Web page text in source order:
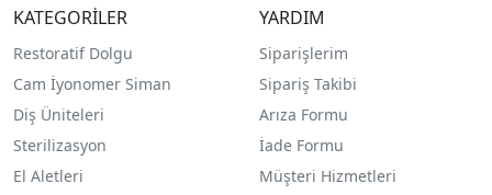
KATEGORİLER
Restoratif Dolgu
Cam İyonomer Siman
Diş Üniteleri
Sterilizasyon
El Aletleri
YARDIM
Siparişlerim
Sipariş Takibi
Arıza Formu
İade Formu
Müşteri Hizmetleri